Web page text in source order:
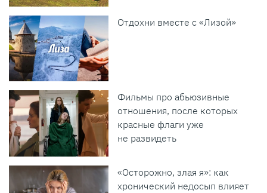
Отдохни вместе с «Лизой»
Фильмы про абьюзивные
отношения, после которых
красные флаги уже
не развидеть
«Осторожно, злая я»: как
хронический недосып влияет